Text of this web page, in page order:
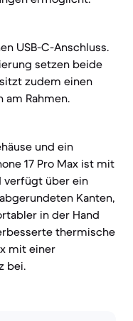
USB-C-Anschluss.
setzen beide
zudem einen
am Rahmen.
und ein
17 Pro Max ist mit
verfügt über ein
Kanten,
in der Hand
thermische
mit einer
bei.